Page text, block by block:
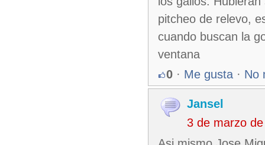
pitcheo de relevo,
cuando buscan la
ventana
0 · Me gusta · No
Jansel
3 de marzo